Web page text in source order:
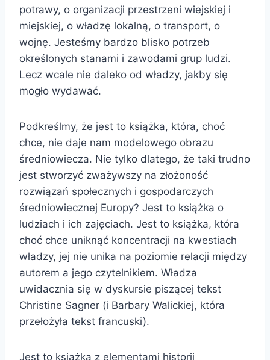
potrawy, o organizacji przestrzeni wiejskiej i
miejskiej, o władzę lokalną, o transport, o
wojnę. Jesteśmy bardzo blisko potrzeb
określonych stanami i zawodami grup ludzi.
Lecz wcale nie daleko od władzy, jakby się
mogło wydawać.
Podkreślmy, że jest to książka, która, choć
chce, nie daje nam modelowego obrazu
średniowiecza. Nie tylko dlatego, że taki trudno
jest stworzyć zważywszy na złożoność
rozwiązań społecznych i gospodarczych
średniowiecznej Europy? Jest to książka o
ludziach i ich zajęciach. Jest to książka, która
choć chce uniknąć koncentracji na kwestiach
władzy, jej nie unika na poziomie relacji między
autorem a jego czytelnikiem. Władza
uwidacznia się w dyskursie piszącej tekst
Christine Sagner (i Barbary Walickiej, która
przełożyła tekst francuski).
Jest to książka z elementami historii